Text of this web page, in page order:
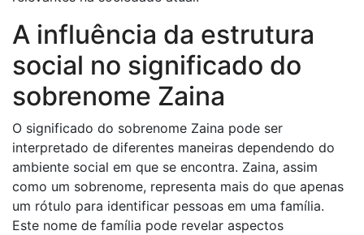
A influência da estrutura
social no significado do
sobrenome Zaina
O significado do sobrenome Zaina pode ser
interpretado de diferentes maneiras dependendo do
ambiente social em que se encontra. Zaina, assim
como um sobrenome, representa mais do que apenas
um rótulo para identificar pessoas em uma família.
Este nome de família pode revelar aspectos